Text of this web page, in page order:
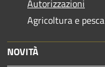
Autorizzazioni
Agricoltura e pesca
NOVITÀ